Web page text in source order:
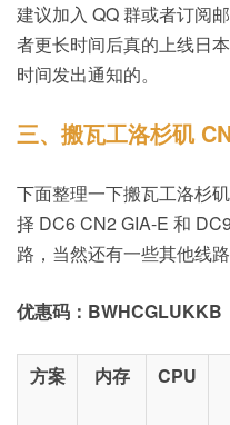
建议加入 QQ 群或者订阅
者更长时间后真的上线日
时间发出通知的。
三、搬瓦工洛杉矶
下面整理一下搬瓦工洛杉
择 DC6 CN2 GIA-E 和
路，当然还有一些其他线路
优惠码：BWHCGLUKKB
方案 内存 CPU